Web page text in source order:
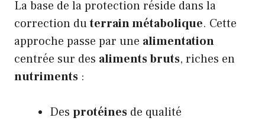
La base de la protection réside dans la
correction duterrain métabolique. Cette
approche passe par une alimentation
centrée sur des aliments bruts, riches en
nutriments :
Des protéines de qualité